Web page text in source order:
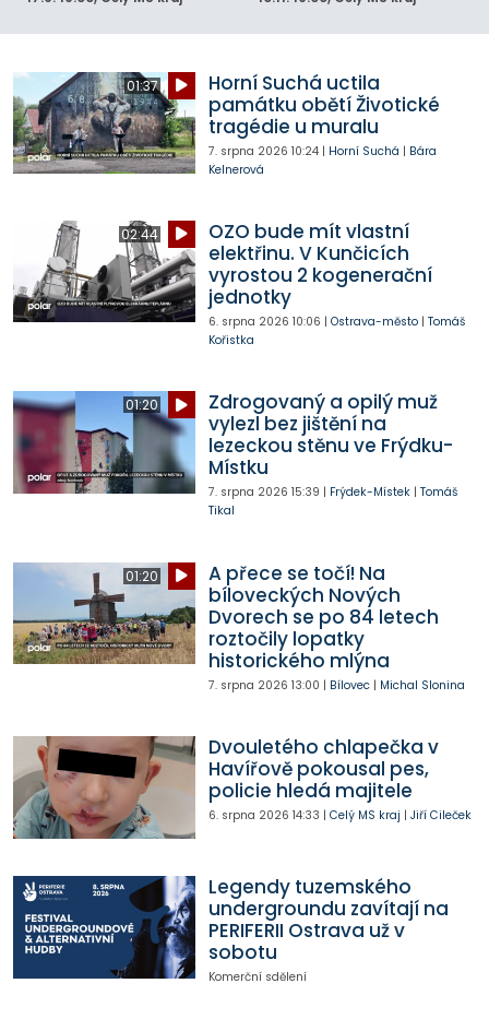
01:37
Horní Suchá uctila
památku obětí Životické
tragédie u muralu
7. srpna 2026 10:24| Horní Suchá | Bára
Kelnerová
02:44
OZO bude mít vlastní
elektřinu. V Kunčicích
vyrostou 2 kogenerační
jednotky
6. srpna 2026 10:06 | Ostrava-město| Tomáš
Kořistka
01:20
Zdrogovaný a opilý muž
vylezl bez jištění na
lezeckou stěnu ve Frýdku-
Místku
7. srpna 2026 15:39 | Frýdek-Místek| Tomáš
Tikal
01:20
A přece se točí! Na
bíloveckých Nových
Dvorech se po 84 letech
roztočily lopatky
historického mlýna
7. srpna 2026 13:00 | Bílovec| Michal Slonina
Dvouletého chlapečka v
Havířově pokousal pes,
policie hledá majitele
6. srpna 2026 14:33 | Celý MS kraj | Jiří Cileček
Legendy tuzemského
undergroundu zavítají na
PERIFERII Ostrava už v
sobotu
Komerční sdělení